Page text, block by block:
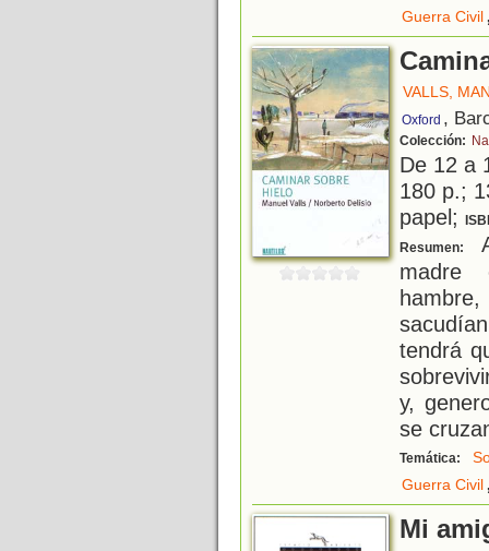
Guerra Civil
VALLS,
Oxford ,
Colección:
De 12 a
180 p.;
papel;
Resumen:
madre
tendrá
y,
se
Temática:
Guerra Civil
Mi